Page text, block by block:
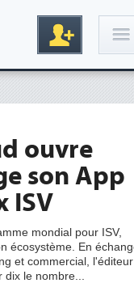
Inscription
ouvre
son App
ISV
mondial pour ISV,
écosystème. En
et commercial, l'éditeur
le nombre...